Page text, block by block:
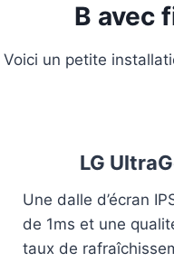
B avec
Voici un petite
LG
Une dalle d’écran
de 1ms et une
taux de